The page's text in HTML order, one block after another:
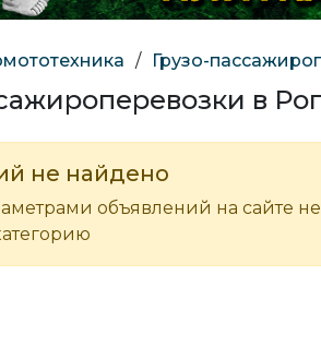
/ Грузо-
в
не найдено
объявлений на сайте